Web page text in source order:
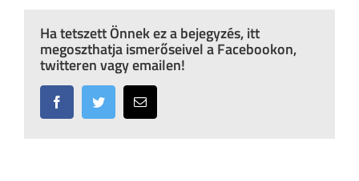
Ha tetszett Önnek ez a bejegyzés, itt
megoszthatja ismerőseivel a Facebookon,
twitteren vagy emailen!
FacebookTwitter Email: